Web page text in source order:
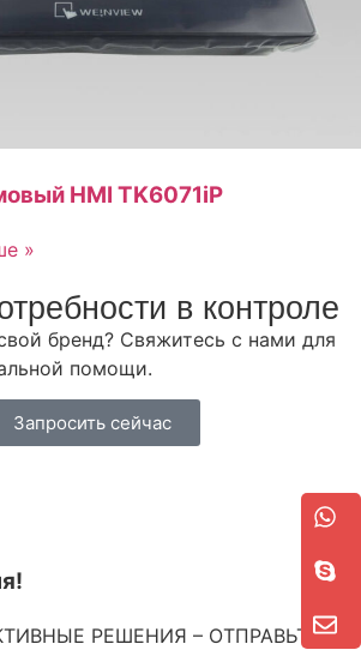
HMI TK6071iP
»
в контроле
бренд? Свяжитесь с нами для
помощи.
Запросить сейчас
РЕШЕНИЯ – ОТПРАВЬТЕ